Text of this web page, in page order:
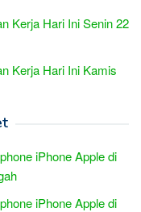
Kerja Hari Ini Senin 22
Kerja Hari Ini Kamis
iPhone Apple di
iPhone Apple di